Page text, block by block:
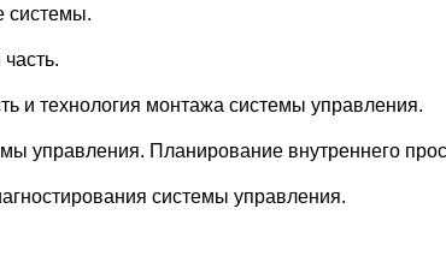
системы.
и технология монтажа системы управления.
управления. Планирование внутреннего
системы управления.